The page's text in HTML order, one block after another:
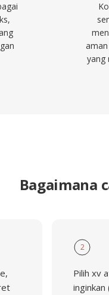
yang
Bagaimana
2
Pilih xv